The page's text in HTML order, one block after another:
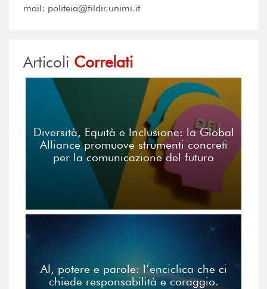
mail: politeia@fildir.unimi.it
Articoli Correlati
Diversità, Equità e Inclusione: la Global
Alliance promuove strumenti concreti
per la comunicazione del futuro
AI, potere e parole: l’enciclica che ci
chiede responsabilità e coraggio.